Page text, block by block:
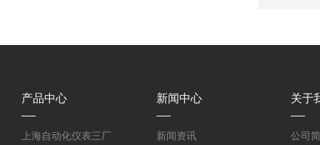
产品中心
上海自动化仪表三厂
新闻中心
新闻资讯
关于
公司